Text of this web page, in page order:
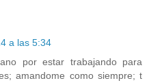
a las 5:34
por estar trabajando para
amandome como siempre; t